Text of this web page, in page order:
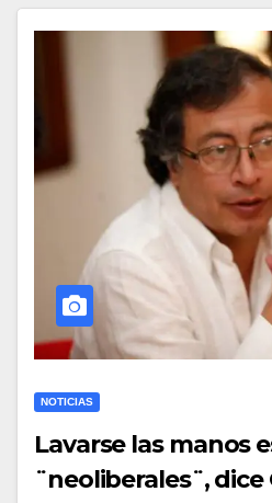
NOTICIAS
Lavarse las manos
¨neoliberales¨,